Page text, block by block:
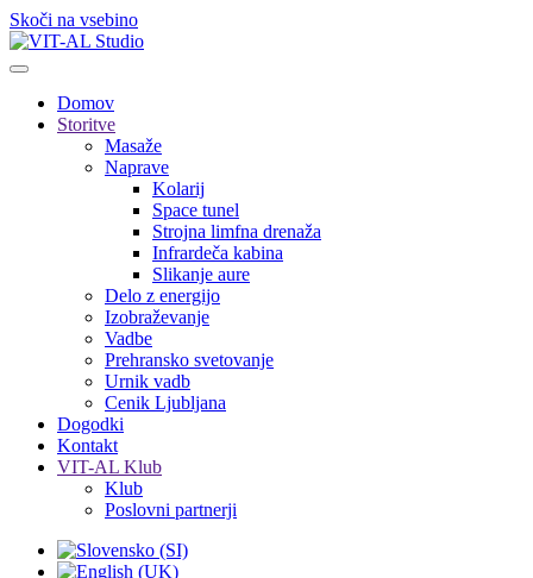
Skoči na vsebino
Domov
Storitve
Masaže
Naprave
Kolarij
Space tunel
Strojna limfna drenaža
Infrardeča kabina
Slikanje aure
Delo z energijo
Izobraževanje
Vadbe
Prehransko svetovanje
Urnik vadb
Cenik Ljubljana
Dogodki
Kontakt
VIT-AL Klub
Klub
Poslovni partnerji